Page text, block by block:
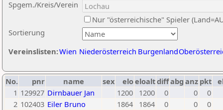
Sortierung
Spgem./Kreis/Verein
Nur "österreichische" Spieler
Vereinslisten:Wien Niederösterreich Burgenland
No. pnr name sex eloeloaltdiffabg anz pkt
1 129927 Dirnbauer Jan 1200 1200 0 0
0
2 102403 Eiler Bruno 1864 1864 0 0
0